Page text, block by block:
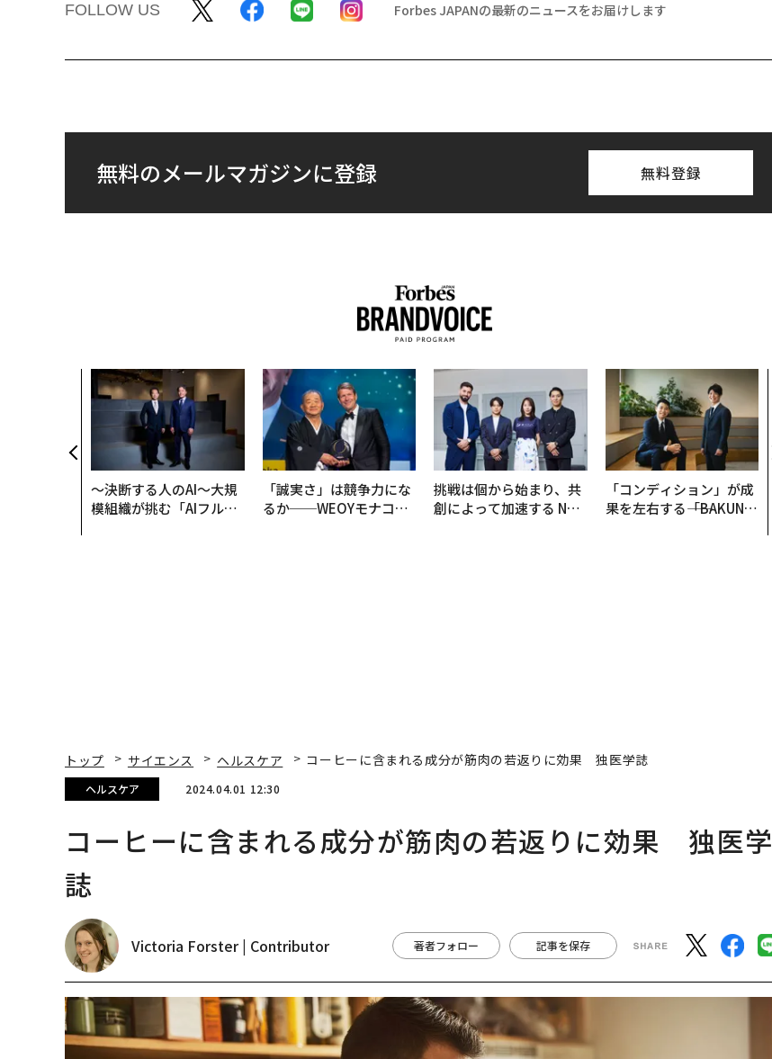
FOLLOW US Forbes JAPANの最新のニュースをお届けします
無料のメールマガジンに登録 無料登録
〜決断する人のAI〜大規
模組織が挑む「AIフル実
「誠実さ」は競争力にな
るか──WEOYモナコで
挑戦は個から始まり、共
創によって加速する NOR
「コンディション」が成
果を左右する――「BAKUN
トップ サイエンス ヘルスケア コーヒーに含まれる成分が筋肉の若返りに効果 独医学誌
ヘルスケア 2024.04.01 12:30
コーヒーに含まれる成分が筋肉の若返りに効果 独医学
誌
Victoria Forster | Contributor 著者フォロー 記事を保存